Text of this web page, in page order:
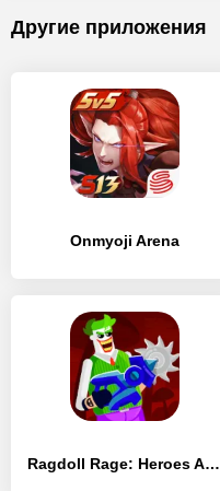
Другие приложения
Onmyoji Arena
Ragdoll Rage: Heroes Arena